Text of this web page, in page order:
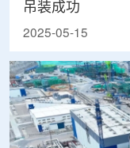
吊装成功
2025-05-15